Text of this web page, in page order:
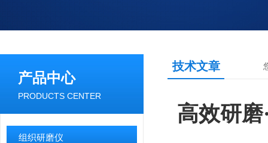
产品中心
PRODUCTS CENTER
组织研磨仪
技术文章
高效研